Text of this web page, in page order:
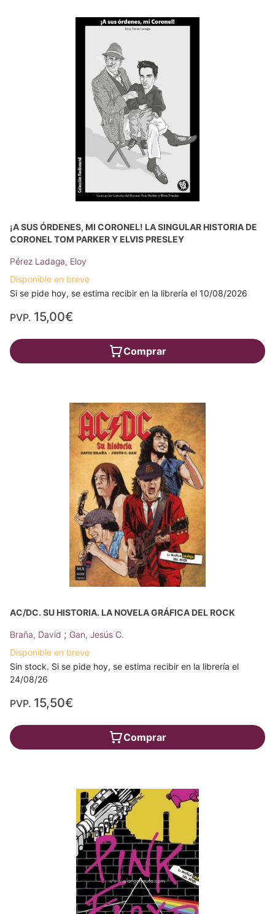
¡A SUS ÓRDENES, MI CORONEL! LA SINGULAR HISTORIA DE
CORONEL TOM PARKER Y ELVIS PRESLEY
Pérez Ladaga, Eloy
Disponible en breve
Si se pide hoy, se estima recibir en la librería el 10/08/2026
PVP. 15,00€
Comprar
AC/DC. SU HISTORIA. LA NOVELA GRÁFICA DEL ROCK
Braña, David ; Gan, Jesús C.
Disponible en breve
Sin stock. Si se pide hoy, se estima recibir en la librería el
24/08/26
PVP. 15,50€
Comprar